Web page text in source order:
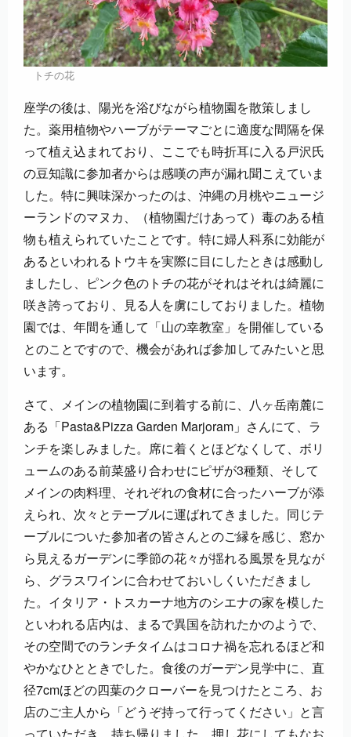
トチの花
座学の後は、陽光を浴びながら植物園を散策しまし
た。薬用植物やハーブがテーマごとに適度な間隔を保
って植え込まれており、ここでも時折耳に入る戸沢氏
の豆知識に参加者からは感嘆の声が漏れ聞こえていま
した。特に興味深かったのは、沖縄の月桃やニュージ
ーランドのマヌカ、（植物園だけあって）毒のある植
物も植えられていたことです。特に婦人科系に効能が
あるといわれるトウキを実際に目にしたときは感動し
ましたし、ピンク色のトチの花がそれはそれは綺麗に
咲き誇っており、見る人を虜にしておりました。植物
園では、年間を通して「山の幸教室」を開催している
とのことですので、機会があれば参加してみたいと思
います。
さて、メインの植物園に到着する前に、八ヶ岳南麓に
ある「Pasta&Pizza Garden Marjoram」さんにて、ラ
ンチを楽しみました。席に着くとほどなくして、ボリ
ュームのある前菜盛り合わせにピザが3種類、そして
メインの肉料理、それぞれの食材に合ったハーブが添
えられ、次々とテーブルに運ばれてきました。同じテ
ーブルについた参加者の皆さんとのご縁を感じ、窓か
ら見えるガーデンに季節の花々が揺れる風景を見なが
ら、グラスワインに合わせておいしくいただきまし
た。イタリア・トスカーナ地方のシエナの家を模した
といわれる店内は、まるで異国を訪れたかのようで、
その空間でのランチタイムはコロナ禍を忘れるほど和
やかなひとときでした。食後のガーデン見学中に、直
径7cmほどの四葉のクローバーを見つけたところ、お
店のご主人から「どうぞ持って行ってください」と言
っていただき、持ち帰りました。押し花にしてもなお